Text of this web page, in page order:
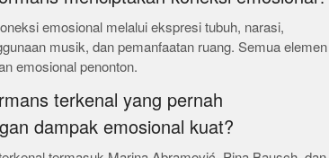
emosional melalui ekspresi tubuh, narasi,
musik, dan pemanfaatan ruang. Semua elemen
emosional penonton.
terkenal yang pernah
dampak emosional kuat?